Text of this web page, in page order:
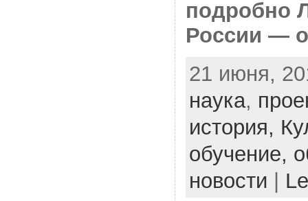
подробно
России —
21 июня,
наука,
история,
обучение,
новости